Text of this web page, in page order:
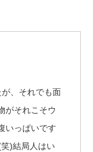
、それでも面
がそれこそウ
いっぱいです
)結局人はい